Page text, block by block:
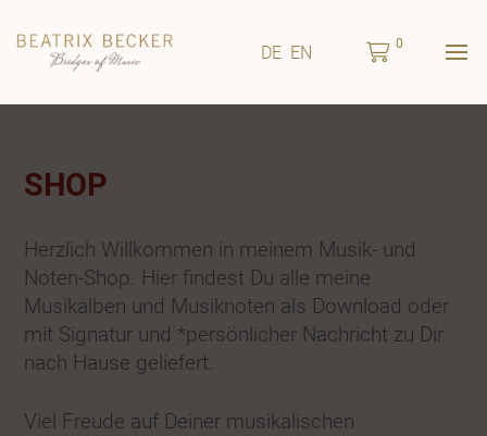
DE EN 0
SHOP
Herzlich Willkommen in meinem Musik- und
Noten-Shop. Hier findest Du alle meine
Musikalben und Musiknoten als Download oder
mit Signatur und *persönlicher Nachricht zu Dir
nach Hause geliefert.
Viel Freude auf Deiner musikalischen